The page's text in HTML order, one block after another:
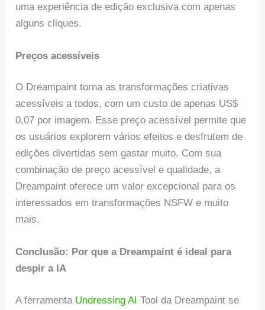
uma experiência de edição exclusiva com apenas
alguns cliques.
Preços acessíveis
O Dreampaint torna as transformações criativas
acessíveis a todos, com um custo de apenas US$
0,07 por imagem. Esse preço acessível permite que
os usuários explorem vários efeitos e desfrutem de
edições divertidas sem gastar muito. Com sua
combinação de preço acessível e qualidade, a
Dreampaint oferece um valor excepcional para os
interessados em transformações NSFW e muito
mais.
Conclusão: Por que a Dreampaint é ideal para
despir a IA
A ferramenta Undressing AITool da Dreampaint se